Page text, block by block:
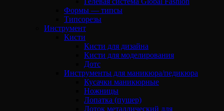
Формы — типсы
Типсорезы
Инструмент
Кисти
Кисти для дизайна
Кисти для моделирования
Дотс
Инструменты для маникюра/педикюра
Кусачки маникюрные
Ножницы
Лопатка (пушер)
Лоток металлический для